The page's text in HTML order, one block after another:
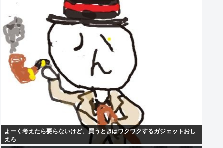
よーく考えたら要らないけど、買うときはワクワクするガジェットおし
えろ